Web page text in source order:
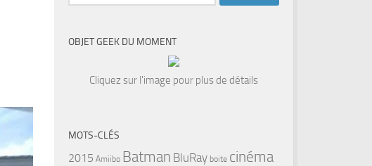
OBJET GEEK DU MOMENT
Cliquez sur l'image pour plus de détails
MOTS-CLÉS
2015 Amiibo Batman BluRay boite cinéma